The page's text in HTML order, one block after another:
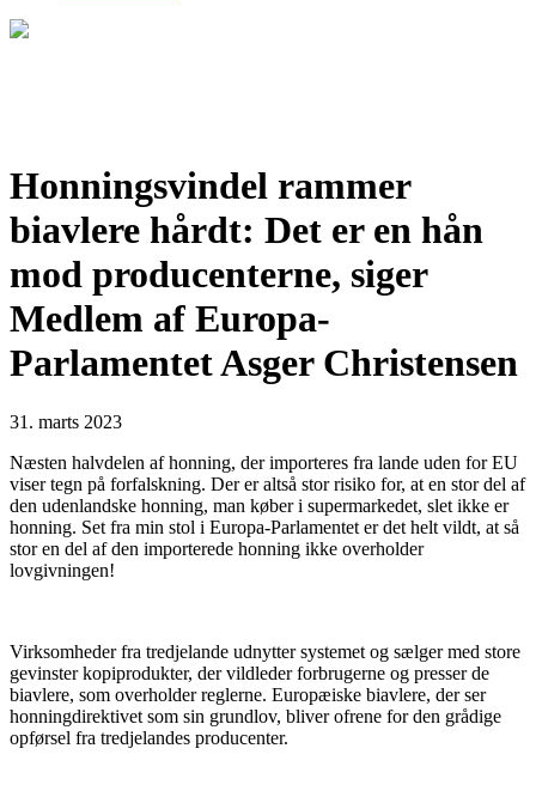
Honningsvindel rammer
biavlere hårdt: Det er en hån
mod producenterne, siger
Medlem af Europa-
Parlamentet Asger Christensen
31. marts 2023
Næsten halvdelen af honning, der importeres fra lande uden for EU
viser tegn på forfalskning. Der er altså stor risiko for, at en stor del af
den udenlandske honning, man køber i supermarkedet, slet ikke er
honning. Set fra min stol i Europa-Parlamentet er det helt vildt, at så
stor en del af den importerede honning ikke overholder
lovgivningen!
Virksomheder fra tredjelande udnytter systemet og sælger med store
gevinster kopiprodukter, der vildleder forbrugerne og presser de
biavlere, som overholder reglerne. Europæiske biavlere, der ser
honningdirektivet som sin grundlov, bliver ofrene for den grådige
opførsel fra tredjelandes producenter.